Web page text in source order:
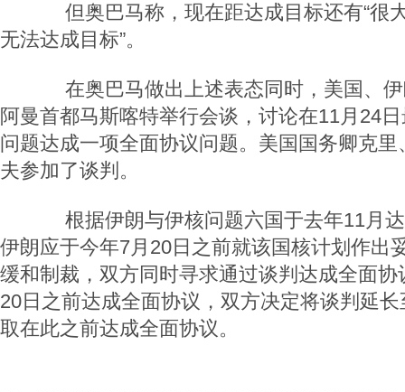
但奥巴马称，现在距达成目标还有“很大
无法达成目标”。
在奥巴马做出上述表态同时，美国、伊
阿曼首都马斯喀特举行会谈，讨论在11月24
问题达成一项全面协议问题。美国国务卿克
夫参加了谈判。
根据伊朗与伊核问题六国于去年11月达
伊朗应于今年7月20日之前就该国核计划作出
缓和制裁，双方同时寻求通过谈判达成全面
20日之前达成全面协议，双方决定将谈判延
取在此之前达成全面协议。